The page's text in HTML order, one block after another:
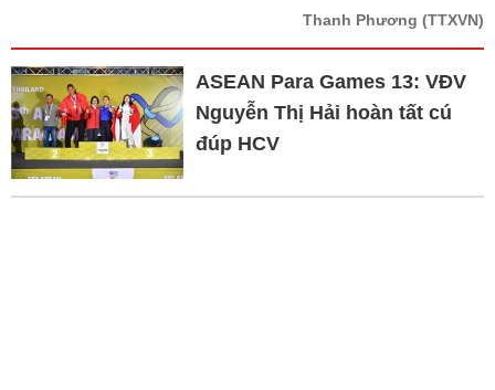
Thanh Phương (TTXVN)
ASEAN Para Games 13: VĐV
Nguyễn Thị Hải hoàn tất cú
đúp HCV